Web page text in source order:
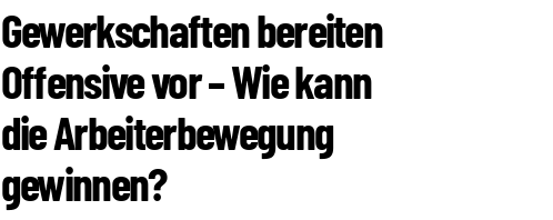
Gewerkschaften bereiten
Offensive vor – Wie kann
die Arbeiterbewegung
gewinnen?